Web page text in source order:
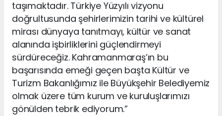
taşımaktadır. Türkiye Yüzyılı vizyonu
doğrultusunda şehirlerimizin tarihi ve kültürel
mirası dünyaya tanıtmayı, kültür ve sanat
alanında işbirliklerini güçlendirmeyi
sürdüreceğiz. Kahramanmaraş’ın bu
başarısında emeği geçen başta Kültür ve
Turizm Bakanlığımız ile Büyükşehir Belediyemiz
olmak üzere tüm kurum ve kuruluşlarımızı
gönülden tebrik ediyorum.”